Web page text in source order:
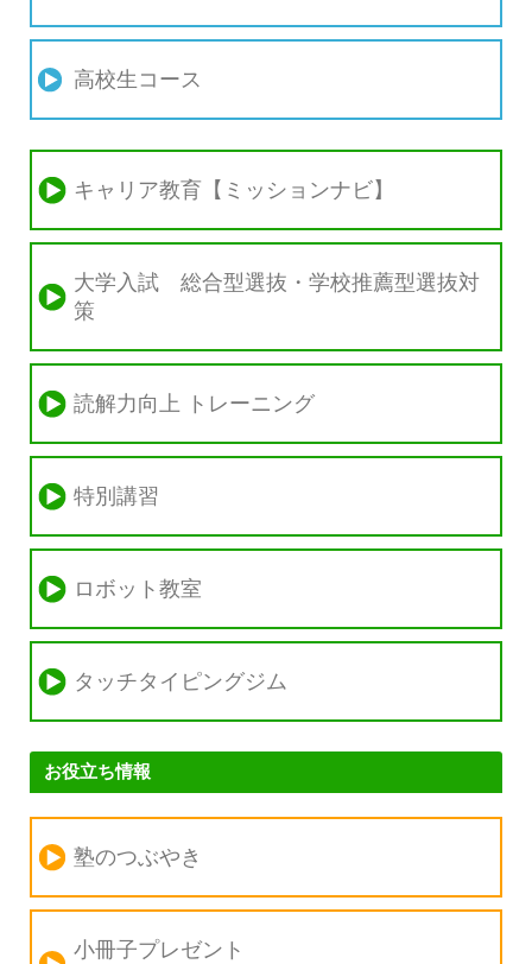
高校生コース
キャリア教育【ミッションナビ】
大学入試 総合型選抜・学校推薦型選抜対
策
読解力向上 トレーニング
特別講習
ロボット教室
タッチタイピングジム
お役立ち情報
塾のつぶやき
小冊子プレゼント